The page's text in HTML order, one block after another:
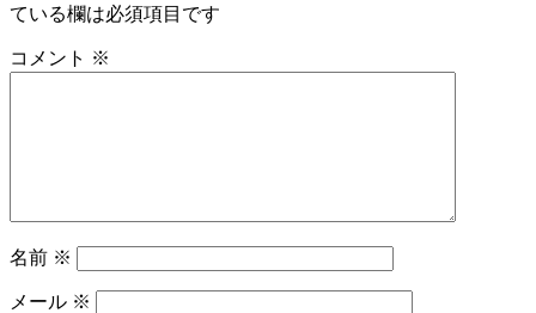
ている欄は必須項目です
コメント ※
名前 ※
メール ※